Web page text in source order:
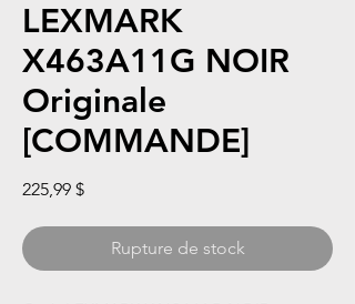
LEXMARK
X463A11G NOIR
Originale
[COMMANDE]
225,99 $Prix
Rupture de stock